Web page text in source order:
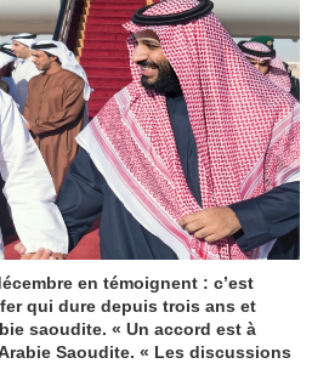
en témoignent : c’est
qui dure depuis trois ans et
saoudite. « Un accord est à
Saoudite. « Les discussions